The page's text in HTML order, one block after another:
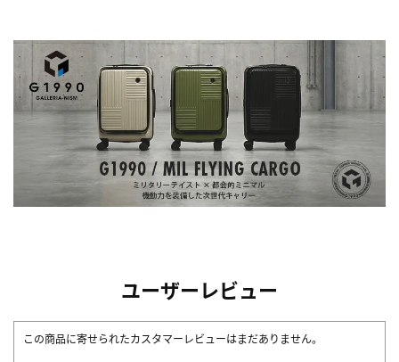
ユーザーレビュー
この商品に寄せられたカスタマーレビューはまだありません。